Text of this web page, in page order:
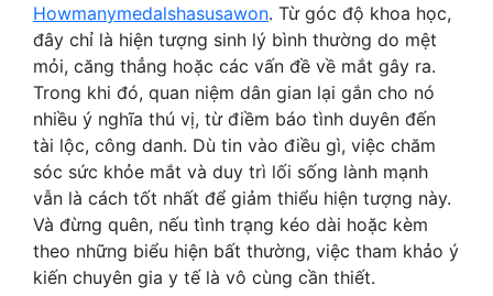
Howmanymedalshasusawon. Từ góc độ khoa học,
đây chỉ là hiện tượng sinh lý bình thường do mệt
mỏi, căng thẳng hoặc các vấn đề về mắt gây ra.
Trong khi đó, quan niệm dân gian lại gắn cho nó
nhiều ý nghĩa thú vị, từ điềm báo tình duyên đến
tài lộc, công danh. Dù tin vào điều gì, việc chăm
sóc sức khỏe mắt và duy trì lối sống lành mạnh
vẫn là cách tốt nhất để giảm thiểu hiện tượng này.
Và đừng quên, nếu tình trạng kéo dài hoặc kèm
theo những biểu hiện bất thường, việc tham khảo ý
kiến chuyên gia y tế là vô cùng cần thiết.